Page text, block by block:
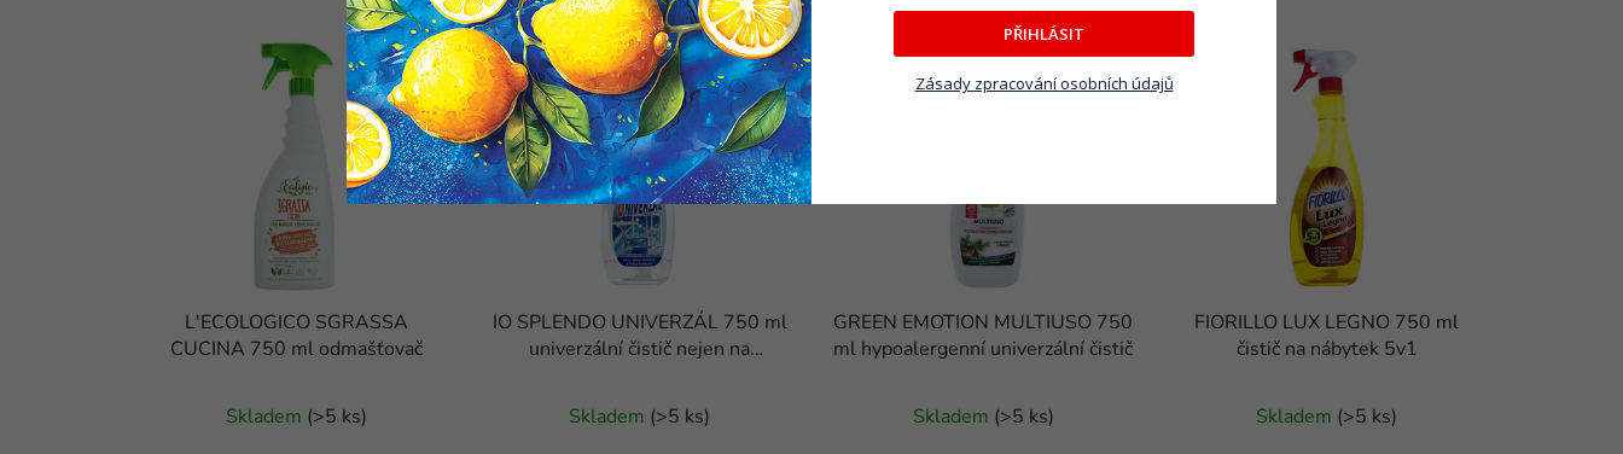
L'ECOLOGICO SGRASSA
CUCINA 750 ml odmašťovač
hodnocení
Skladem (>5 ks)
TIP
NUMERO UNO
IO SPLENDO UNIVERZÁL 750 ml
univerzální čistič nejen na
hodnocení
Skladem (>5 ks)
GREEN EMOTION MULTIUSO 750
ml hypoalergenní univerzální čistič
hodnocení
Skladem (>5 ks)
FIORILLO LUX LEGNO 750 ml
čistič na nábytek 5v1
hodnocení
Skladem (>5 ks)
PŘIHLÁSIT
Zásady zpracování osobních údajů